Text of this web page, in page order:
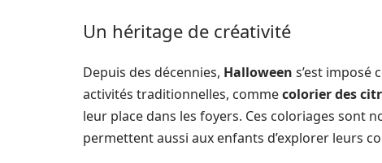
Un héritage de créativité
Depuis des décennies, Halloween s’est imposé
activités traditionnelles, commecolorier des
leur place dans les foyers. Ces coloriages sont
permettent aussi aux enfants d’explorer leurs